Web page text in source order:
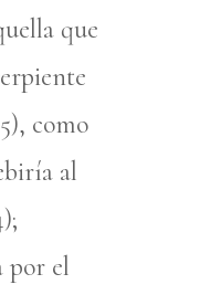
que
como
al
por el